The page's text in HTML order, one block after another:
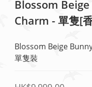
Blossom
Charm - 單隻[
Blossom Beige
單隻裝